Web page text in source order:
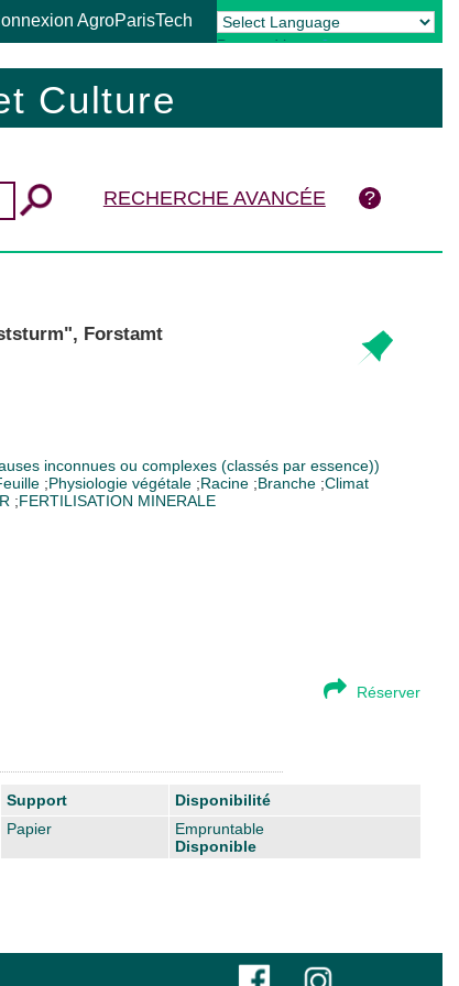
AgroParisTech
Powered by Translate
Culture
RECHERCHE AVANCÉE
Forstamt
inconnues ou complexes (classés par essence))
;Physiologie végétale ;Racine ;Branche ;Climat
;FERTILISATION MINERALE
Réserver
Support
Disponibilité
Papier
Empruntable
Disponible